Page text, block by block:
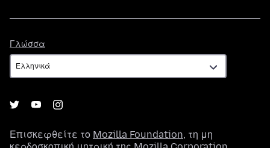
Γλώσσα
Επισκεφθείτε το Mozilla Foundation, τη μη